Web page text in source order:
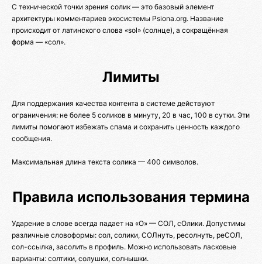
С технической точки зрения солик — это базовый элемент
архитектуры комментариев экосистемы Psiona.org. Название
происходит от латинского слова «sol» (солнце), а сокращённая
форма — «сол».
Лимиты
Для поддержания качества контента в системе действуют
ограничения: не более 5 соликов в минуту, 20 в час, 100 в сутки. Эти
лимиты помогают избежать спама и сохранить ценность каждого
сообщения.
Максимальная длина текста солика — 400 символов.
Правила использования термина
Ударение в слове всегда падает на «О» — СОЛ, сОлики. Допустимы
различные словоформы: сол, солики, СОЛнуть, ресолнуть, реСОЛ,
сол-ссылка, засолить в профиль. Можно использовать ласковые
варианты: солтики, солушки, солнышки.